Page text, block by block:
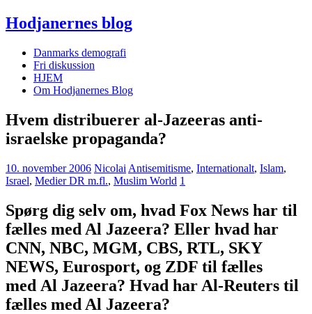
Hodjanernes blog
Danmarks demografi
Fri diskussion
HJEM
Om Hodjanernes Blog
Hvem distribuerer al-Jazeeras anti-
israelske propaganda?
10. november 2006 Nicolai Antisemitisme, Internationalt, Islam,
Israel, Medier DR m.fl., Muslim World 1
Spørg dig selv om, hvad Fox News har til
fælles med Al Jazeera? Eller hvad har
CNN, NBC, MGM, CBS, RTL, SKY
NEWS, Eurosport, og ZDF til fælles
med Al Jazeera? Hvad har Al-Reuters til
fælles med Al Jazeera?